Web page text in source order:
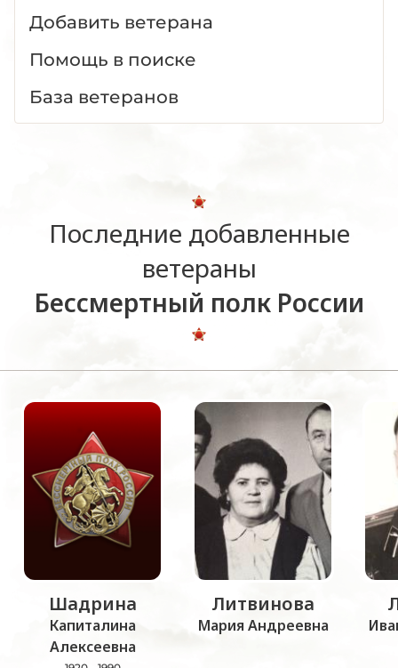
Добавить ветерана
Помощь в поиске
База ветеранов
Последние добавленные
ветераны
Бессмертный полк России
Шадрина
Капиталина
Алексеевна
Литвинова
Мария Андреевна